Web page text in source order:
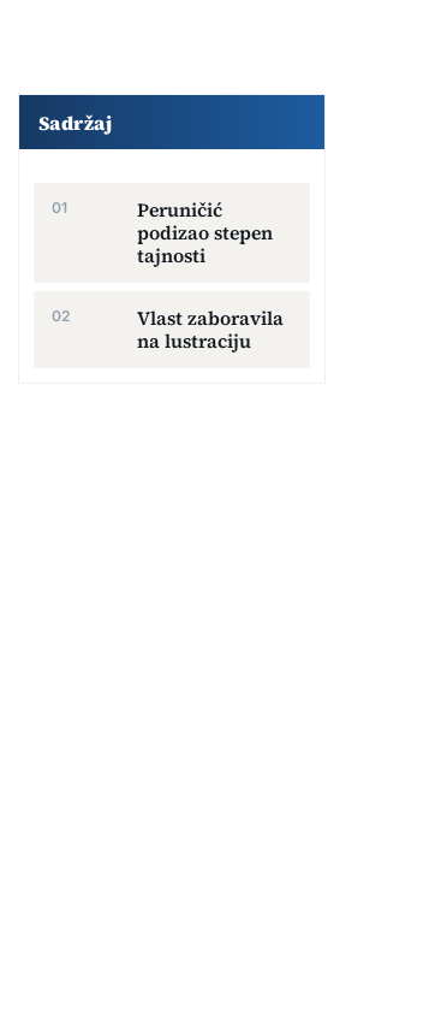
Sadržaj
Peruničić
podizao stepen
tajnosti
Vlast zaboravila
na lustraciju